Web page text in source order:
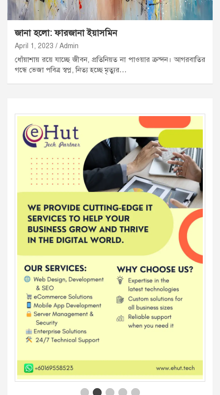
জানা হলো: ফারজানা ইয়াসমিন
April 1, 2023 Admin
ধোঁয়াশায় রয়ে যাচ্ছে জীবন, প্রতিনিয়ত না পাওয়ার ক্রন্দন। আগরবাতির
গন্ধে ভেজা পবিত্র স্বপ্ন, নিত্য হচ্ছে মৃত্যুর…